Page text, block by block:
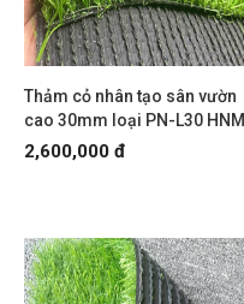
Thảm cỏ nhân tạo sân vườn
cao 30mm loại PN-L30 HNM
2,600,000 đ